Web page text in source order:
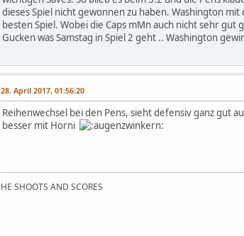
dieses Spiel nicht gewonnen zu haben. Washington
besten Spiel. Wobei die Caps mMn auch nicht sehr
Gucken was Samstag in Spiel 2 geht .. Washington
28. April 2017, 01:56:20
Reihenwechsel bei den Pens, sieht defensiv ganz gut
besser mit Horni
HE SHOOTS AND SCORES